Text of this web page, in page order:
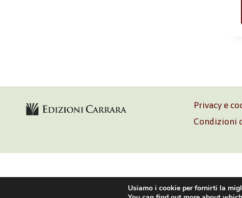
Privacy e
Condizioni
Usiamo i cookie per fornirti la